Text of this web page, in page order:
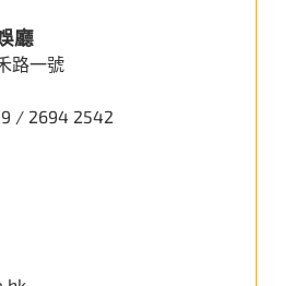
廳
路一號
/ 2694 2542